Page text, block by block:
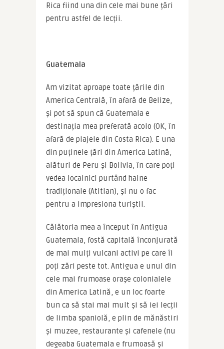
Rica fiind una din cele mai bune țări
pentru astfel de lecții.
Guatemala
Am vizitat aproape toate țările din
America Centrală, în afară de Belize,
și pot să spun că Guatemala e
destinația mea preferată acolo (OK, în
afară de plajele din Costa Rica). E una
din puținele țări din America Latină,
alături de Peru și Bolivia, în care poți
vedea localnici purtând haine
tradiționale (Atitlan), și nu o fac
pentru a impresiona turiștii.
Călătoria mea a început în Antigua
Guatemala, fostă capitală înconjurată
de mai mulți vulcani activi pe care îi
poți zări peste tot. Antigua e unul din
cele mai frumoase orașe colonialele
din America Latină, e un loc foarte
bun ca să stai mai mult și să iei lecții
de limba spaniolă, e plin de mănăstiri
și muzee, restaurante și cafenele (nu
degeaba Guatemala e frumoasă și